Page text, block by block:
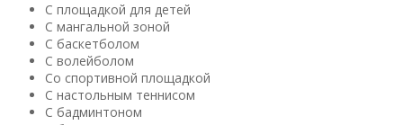
С площадкой для детей
С мангальной зоной
С баскетболом
С волейболом
Со спортивной площадкой
С настольным теннисом
С бадминтоном